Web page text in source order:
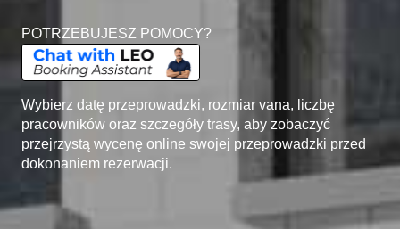
POTRZEBUJESZ POMOCY?
Wybierz datę przeprowadzki, rozmiar vana, liczbę
pracowników oraz szczegóły trasy, aby zobaczyć
przejrzystą wycenę online swojej przeprowadzki przed
dokonaniem rezerwacji.